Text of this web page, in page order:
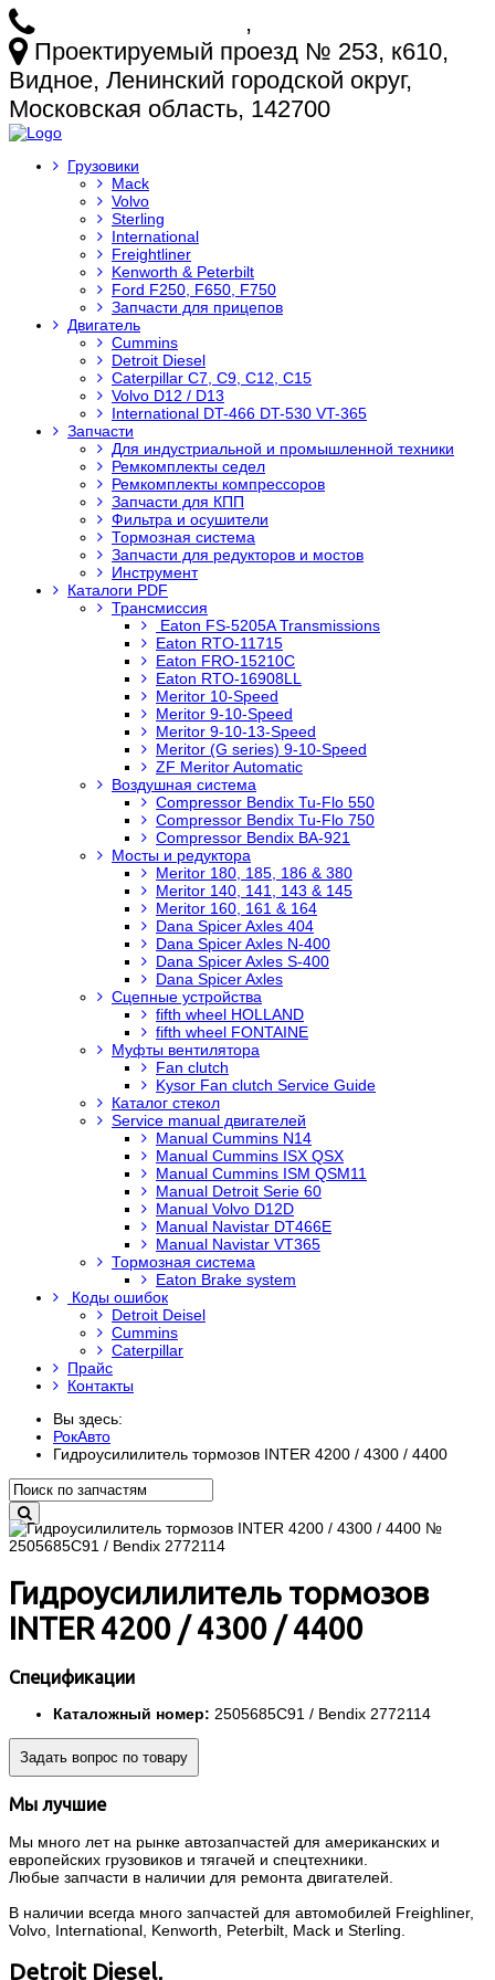
,
Проектируемый проезд № 253, к610,
Видное, Ленинский городской округ,
Московская область, 142700
Грузовики
Mack
Volvo
Sterling
International
Freightliner
Kenworth & Peterbilt
Ford F250, F650, F750
Запчасти для прицепов
Двигатель
Cummins
Detroit Diesel
Caterpillar C7, C9, C12, C15
Volvo D12 / D13
International DT-466 DT-530 VT-365
Запчасти
Для индустриальной и промышленной техники
Ремкомплекты седел
Ремкомплекты компрессоров
Запчасти для КПП
Фильтра и осушители
Тормозная система
Запчасти для редукторов и мостов
Инструмент
Каталоги PDF
Трансмиссия
Eaton FS-5205A Transmissions
Eaton RTO-11715
Eaton FRO-15210C
Eaton RTO-16908LL
Meritor 10-Speed
Meritor 9-10-Speed
Meritor 9-10-13-Speed
Meritor (G series) 9-10-Speed
ZF Meritor Automatic
Воздушная система
Compressor Bendix Tu-Flo 550
Compressor Bendix Tu-Flo 750
Compressor Bendix BA-921
Мосты и редуктора
Meritor 180, 185, 186 & 380
Meritor 140, 141, 143 & 145
Meritor 160, 161 & 164
Dana Spicer Axles 404
Dana Spicer Axles N-400
Dana Spicer Axles S-400
Dana Spicer Axles
Сцепные устройства
fifth wheel HOLLAND
fifth wheel FONTAINE
Муфты вентилятора
Fan clutch
Kysor Fan clutch Service Guide
Каталог стекол
Service manual двигателей
Manual Cummins N14
Manual Cummins ISX QSX
Manual Cummins ISM QSM11
Manual Detroit Serie 60
Manual Volvo D12D
Manual Navistar DT466E
Manual Navistar VT365
Тормозная система
Eaton Brake system
Коды ошибок
Detroit Deisel
Cummins
Caterpillar
Прайс
Контакты
Вы здесь:
РокАвто
Гидроусилилитель тормозов INTER 4200 / 4300 / 4400
Гидроусилилитель тормозов
INTER 4200 / 4300 / 4400
Спецификации
Каталожный номер: 2505685C91 / Bendix 2772114
Задать вопрос по товару
Мы лучшие
Мы много лет на рынке автозапчастей для американских и
европейских грузовиков и тягачей и спецтехники.
Любые запчасти в наличии для ремонта двигателей.
В наличии всегда много запчастей для автомобилей Freighliner,
Volvo, International, Kenworth, Peterbilt, Mack и Sterling.
Detroit Diesel,